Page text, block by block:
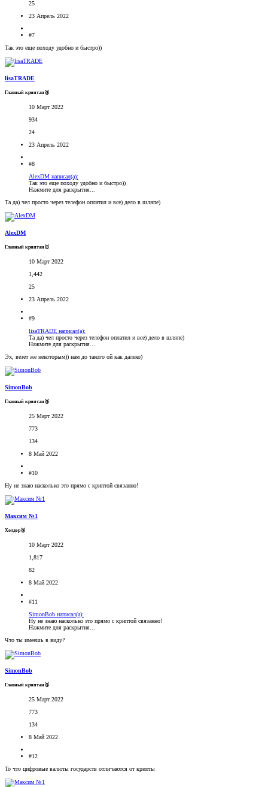
25
23 Апрель 2022
#7
Так это еще походу удобно и быстро))
lisaTRADE
Главный криптан🥈
10 Март 2022
934
24
23 Апрель 2022
#8
AlexDM написал(а):
Так это еще походу удобно и быстро))
Нажмите для раскрытия...
Та да) чел просто через телефон оплатил и все) дело в шляпе)
AlexDM
Главный криптан🥇
10 Март 2022
1,442
25
23 Апрель 2022
#9
lisaTRADE написал(а):
Та да) чел просто через телефон оплатил и все) дело в шляпе)
Нажмите для раскрытия...
Эх, везет же некоторым)) нам до такого ой как далеко)
SimonBob
Главный криптан🥉
25 Март 2022
773
134
8 Май 2022
#10
Ну не знаю насколько это прямо с криптой связанно!
Максим №1
Холдер🥉
10 Март 2022
1,817
82
8 Май 2022
#11
SimonBob написал(а):
Ну не знаю насколько это прямо с криптой связанно!
Нажмите для раскрытия...
Что ты имеешь в виду?
SimonBob
Главный криптан🥉
25 Март 2022
773
134
8 Май 2022
#12
То что цифровые валюты государств отличаются от крипты